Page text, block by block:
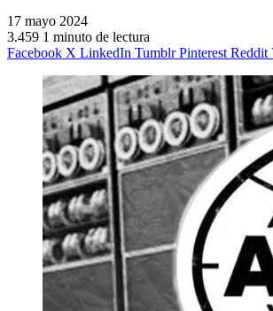
17 mayo 2024
3.459 1 minuto de lectura
Facebook X LinkedIn Tumblr Pinterest Reddit